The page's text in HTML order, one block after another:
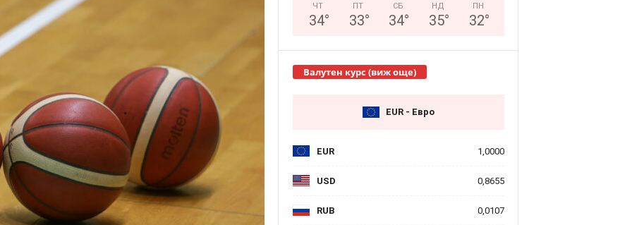
ЧТ
34°
ПТ
33°
СБ
34°
НД
35°
ПН
32°
Валутен курс (виж още)
EUR - Евро
EUR 1,0000
USD 0,8655
RUB 0,0107